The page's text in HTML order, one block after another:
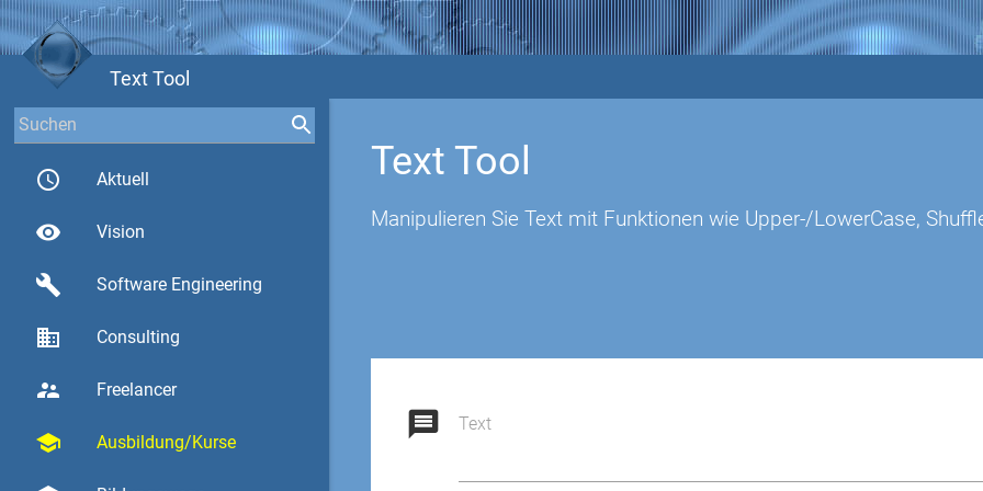
Text Tool
access_time Aktuell
visibility Vision
build Software Engineering
business Consulting
supervisor_account Freelancer
school Ausbildung/Kurse
Text Tool
Manipulieren Sie Text mit Funktionen wie Upper-/LowerCase,
message Text